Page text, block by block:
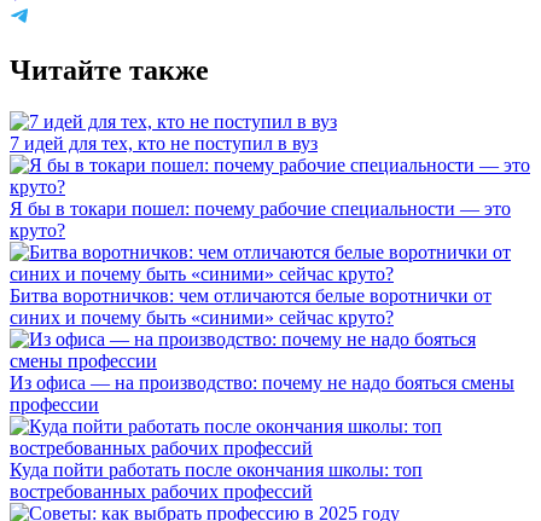
Читайте также
7 идей для тех, кто не поступил в вуз
Я бы в токари пошел: почему рабочие специальности — это
круто?
Битва воротничков: чем отличаются белые воротнички от
синих и почему быть «синими» сейчас круто?
Из офиса — на производство: почему не надо бояться смены
профессии
Куда пойти работать после окончания школы: топ
востребованных рабочих профессий